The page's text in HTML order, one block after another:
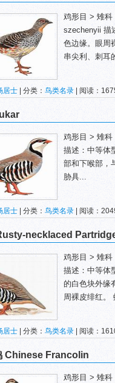
鸡形目 > 雉科
szechenyii 描
色边缘。眼周
串尖利、刺耳
居士 | 分类： 鸟类名录 | 阅读：
鸡形目 > 雉科
描述：中等体
部和下喉部，
胁具...
居士 | 分类： 鸟类名录 | 阅读：
necklaced
鸡形目 > 雉科
描述：中等体
的白色块外缘
周裸皮绯红。
居士 | 分类： 鸟类名录 | 阅读：
Chinese Francolin
鸡形目 > 雉科